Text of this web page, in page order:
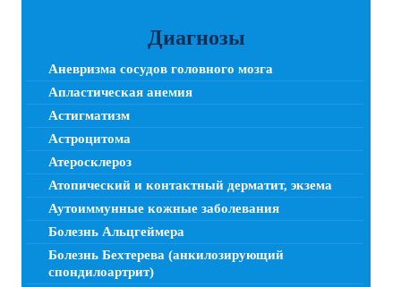
Диагнозы
Аневризма сосудов головного мозга
Апластическая анемия
Астигматизм
Астроцитома
Атеросклероз
Атопический и контактный дерматит, экзема
Аутоиммунные кожные заболевания
Болезнь Альцгеймера
Болезнь Бехтерева (анкилозирующий
спондилоартрит)